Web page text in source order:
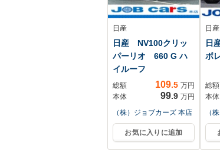
日産
日産 NV100クリッ
パーリオ 660 G ハ
イルーフ
総額 109.5 万円
本体
99.9 万円
（株）ジョブカーズ 本店
お気に入りに追加
日産
日
ボ
総額
本体
（